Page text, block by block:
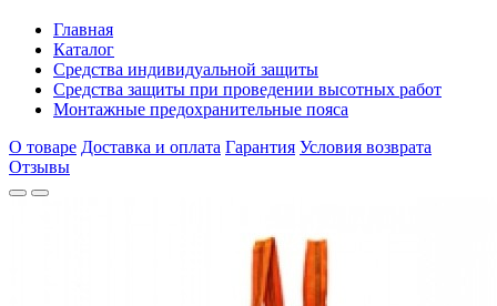
Главная
Каталог
Средства индивидуальной защиты
Средства защиты при проведении высотных работ
Монтажные предохранительные пояса
О товаре Доставка и оплата Гарантия Условия возврата
Отзывы